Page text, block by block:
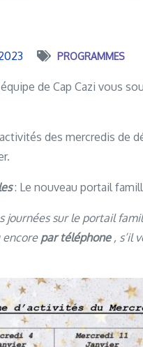
PROGRAMMES
de Cap Cazi vous
des mercredis de
: Le nouveau portail
journées sur le portail
encore par téléphone, s’il